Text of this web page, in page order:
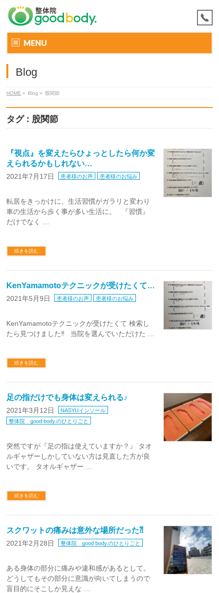
MENU
Blog
HOME » Blog » 股関節
タグ : 股関節
『視点』を変えたらひょっとしたら何か変
えられるかもしれない…
2021年7月17日 患者様のお声 患者様のお悩み
転居をきっかけに、生活習慣がガラリと変わり
車の生活から歩く事が多い生活に。 『習慣』
だけでなく …
続きを読む
KenYamamotoテクニックが受けたくて…
2021年5月9日 患者様のお声 患者様のお悩み
KenYamamotoテクニックが受けたくて 検索し
たら見つけました‼︎ 当院を選んでいただけた …
続きを読む
足の指だけでも身体は変えられる♪
2021年3月12日
NASYUインソール
整体院 good body.のひとりごと
突然ですが『足の指は使えていますか？』 タオ
ルギャザーしかしていない方は見直した方が良
いです。 タオルギャザー …
続きを読む
スクワットの痛みは意外な場所だった⁈
2021年2月28日 整体院 good body.のひとりごと
ある身体の部分に痛みや違和感があるとして。
どうしてもその部分に意識が向いてしまうので
盲目的にそこしか見えな …